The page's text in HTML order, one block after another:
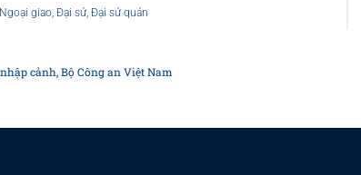
giao, Đại sứ, Đại sứ quán
cảnh, Bộ Công an Việt Nam